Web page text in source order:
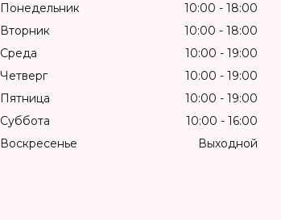
Понедельник 10:00
18:00
Вторник
10:00
18:00
Среда
10:00
19:00
Четверг
10:00
19:00
Пятница
10:00
19:00
Суббота
10:00
16:00
Воскресенье
Выходной